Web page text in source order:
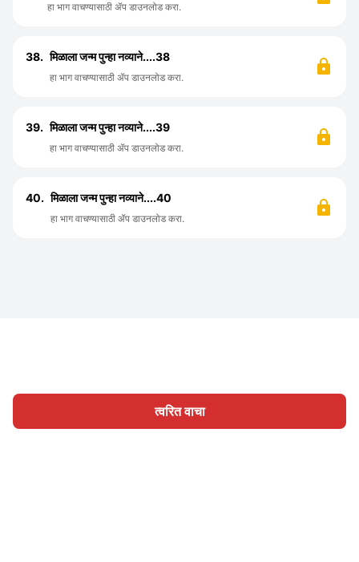
त्वरित वाचा
हा भाग वाचण्यासाठी ॲप डाउनलोड करा.
38. मिळाला जन्म पुन्हा नव्याने....38
हा भाग वाचण्यासाठी ॲप डाउनलोड करा.
39. मिळाला जन्म पुन्हा नव्याने....39
हा भाग वाचण्यासाठी ॲप डाउनलोड करा.
40. मिळाला जन्म पुन्हा नव्याने....40
हा भाग वाचण्यासाठी ॲप डाउनलोड करा.
होम श्रेणी लिहा लेख साइन इन